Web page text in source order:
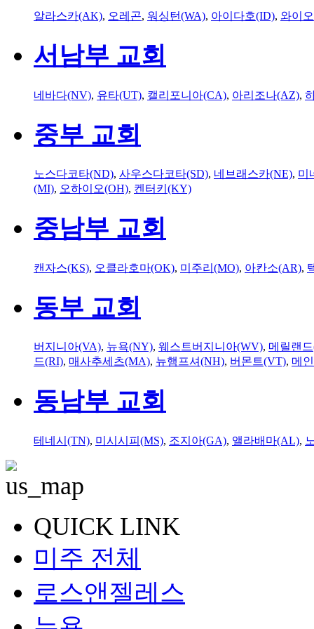
알라스카(AK), 오레곤, 워싱턴(WA), 아이다호(ID), 와이
서남부 교회
네바다(NV), 유타(UT), 캘리포니아(CA), 아리조나(AZ),
중부 교회
노스다코타(ND), 사우스다코타(SD), 네브래스카(NE), 미
(MI), 오하이오(OH), 켄터키(KY)
중남부 교회
캔자스(KS), 오클라호마(OK), 미주리(MO), 아칸소(AR),
동부 교회
버지니아(VA), 뉴욕(NY), 웨스트버지니아(WV), 메릴랜
드(RI), 매사추세츠(MA), 뉴햄프셔(NH), 버몬트(VT), 메
동남부 교회
테네시(TN), 미시시피(MS), 조지아(GA), 앨라배마(AL),
QUICK LINK
미주 전체
로스앤젤레스